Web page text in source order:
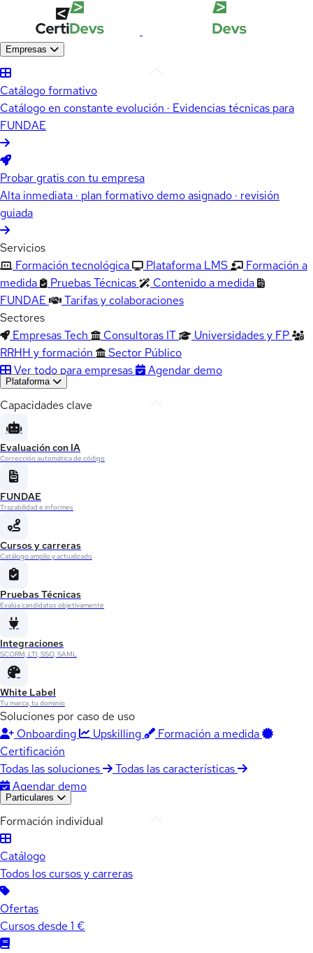
Empresas
Catálogo formativo
Catálogo en constante evolución · Evidencias técnicas para
FUNDAE
Probar gratis con tu empresa
Alta inmediata · plan formativo demo asignado · revisión
guiada
Servicios
Formación tecnológica
Plataforma LMS
Formación a
medida
Pruebas Técnicas
Contenido a medida
FUNDAE
Tarifas y colaboraciones
Sectores
Empresas Tech
Consultoras IT
Universidades y FP
RRHH y formación
Sector Público
Ver todo para empresas
Agendar demo
Plataforma
Capacidades clave
Evaluación con IA
Corrección automática de código
FUNDAE
Trazabilidad e informes
Cursos y carreras
Catálogo amplio y actualizado
Pruebas Técnicas
Evalúa candidatos objetivamente
Integraciones
SCORM, LTI, SSO, SAML
White Label
Tu marca, tu dominio
Soluciones por caso de uso
Onboarding
Upskilling
Formación a medida
Certificación
Todas las soluciones
Todas las características
Agendar demo
Particulares
Formación individual
Catálogo
Todos los cursos y carreras
Ofertas
Cursos desde 1 €